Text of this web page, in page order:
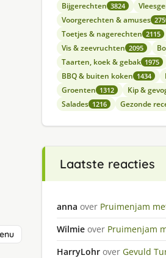
Bijgerechten 3824
Voorgerechten & amuses
Toetjes & nagerechten 2115
Vis & zeevruchten 2095
Taarten, koek & gebak 1975
BBQ & buiten koken 1434
Groenten 1312 Kip &
Salades 1216 Gezonde
Laatste reacties
anna over Pruimenjam
Wilmie over Pruimenjam
HarryLohr over Gevuld